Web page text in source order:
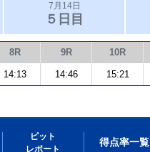
7月14日
５日目
8R 9R 10R
14:13 14:46 15:21
ピット
レポート
得点率一覧